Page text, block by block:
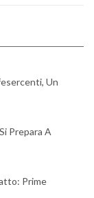
Un
Prepara A
Prime